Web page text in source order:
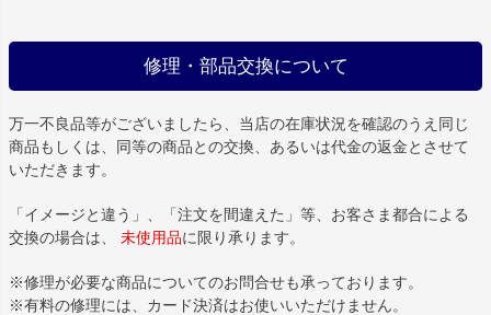
修理・部品交換について
万一不良品等がございましたら、当店の在庫状況を確認のうえ同じ
商品もしくは、同等の商品との交換、あるいは代金の返金とさせて
いただきます。
「イメージと違う」、「注文を間違えた」等、お客さま都合による
交換の場合は、 未使用品に限り承ります。
※修理が必要な商品についてのお問合せも承っております。
※有料の修理には、カード決済はお使いいただけません。